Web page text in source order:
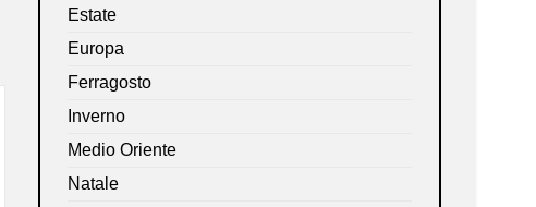
Estate
Europa
Ferragosto
Inverno
Medio Oriente
Natale